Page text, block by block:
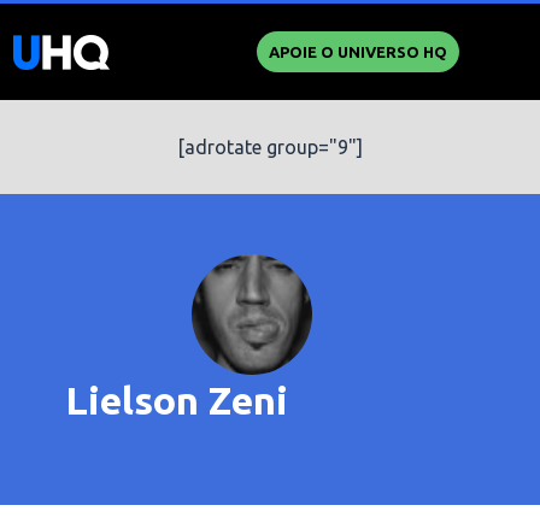
APOIE O UNIVERSO HQ
[adrotate group="9"]
Lielson Zeni